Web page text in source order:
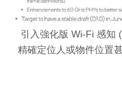
引入強化版 Wi-Fi 感知
精確定位人或物件位置